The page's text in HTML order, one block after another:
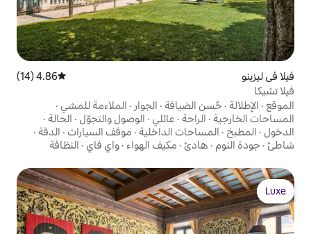
·الجوار·الملاءمة للمشي·
عائلي·الوصول والتجوّل·الحالة·
الداخلية ·موقف السيارات·الدقة·
مكيف الهواء·واي فاي ·النظافة